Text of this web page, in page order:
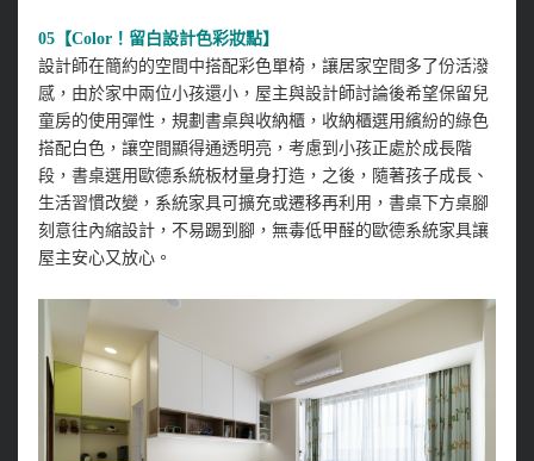
05【Color！留白設計色彩妝點】
設計師在簡約的空間中搭配彩色單椅，讓居家空間多了份活潑
感，由於家中兩位小孩還小，屋主與設計師討論後希望保留兒
童房的使用彈性，規劃書桌與收納櫃，收納櫃選用繽紛的綠色
搭配白色，讓空間顯得通透明亮，考慮到小孩正處於成長階
段，書桌選用歐德系統板材量身打造，之後，隨著孩子成長、
生活習慣改變，系統家具可擴充或遷移再利用，書桌下方桌腳
刻意往內縮設計，不易踢到腳，無毒低甲醛的歐德系統家具讓
屋主安心又放心。